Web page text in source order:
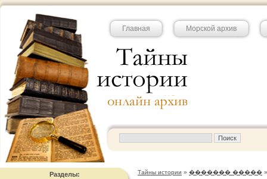
Главная Морской архив
Разделы:
Тайны истории » ������� �����